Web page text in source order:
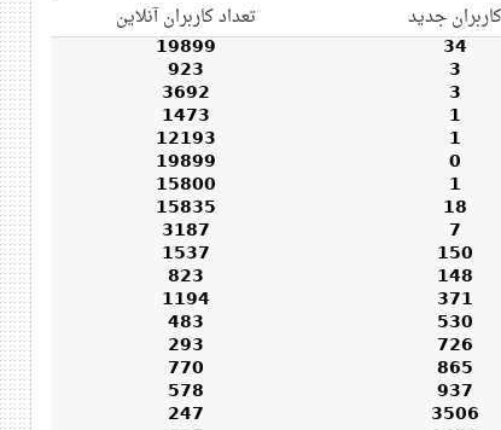
کاربران جدید
تعداد کاربران آنلاین
34
19899
3
923
3
3692
1
1473
1
12193
0
19899
1
15800
18
15835
7
3187
150
1537
148
823
371
1194
530
483
726
293
865
770
937
578
3506
247